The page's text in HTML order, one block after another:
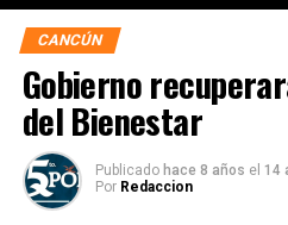
CANCÚN
Gobierno
del Bienestar
Publicado hace 8 años el 14
Por Redaccion